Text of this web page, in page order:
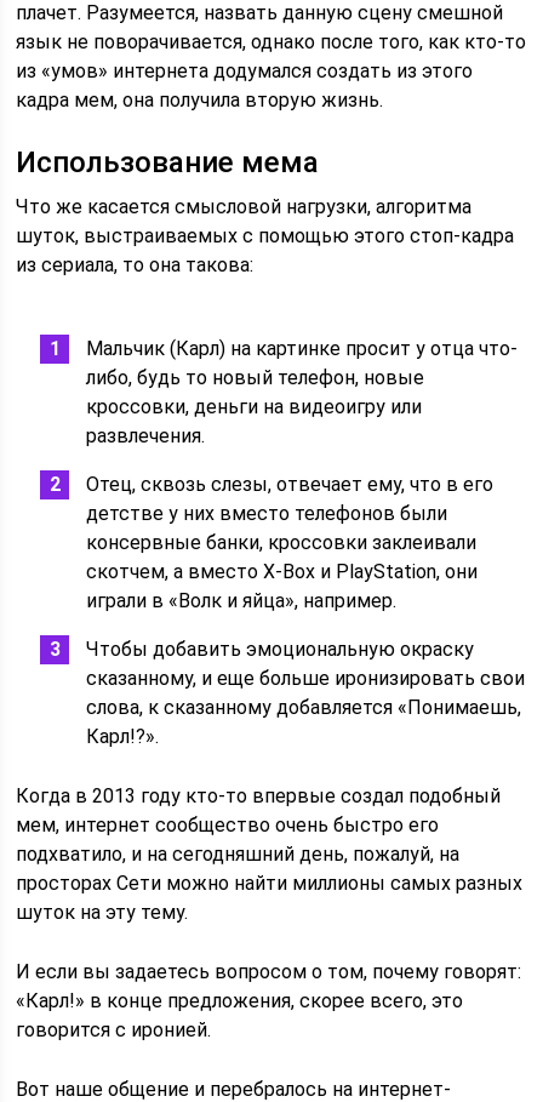
плачет. Разумеется, назвать данную сцену смешной
язык не поворачивается, однако после того, как кто-то
из «умов» интернета додумался создать из этого
кадра мем, она получила вторую жизнь.
Использование мема
Что же касается смысловой нагрузки, алгоритма
шуток, выстраиваемых с помощью этого стоп-кадра
из сериала, то она такова:
Мальчик (Карл) на картинке просит у отца что-
либо, будь то новый телефон, новые
кроссовки, деньги на видеоигру или
развлечения.
Отец, сквозь слезы, отвечает ему, что в его
детстве у них вместо телефонов были
консервные банки, кроссовки заклеивали
скотчем, а вместо X-Box и PlayStation, они
играли в «Волк и яйца», например.
Чтобы добавить эмоциональную окраску
сказанному, и еще больше иронизировать свои
слова, к сказанному добавляется «Понимаешь,
Карл!?».
Когда в 2013 году кто-то впервые создал подобный
мем, интернет сообщество очень быстро его
подхватило, и на сегодняшний день, пожалуй, на
просторах Сети можно найти миллионы самых разных
шуток на эту тему.
И если вы задаетесь вопросом о том, почему говорят:
«Карл!» в конце предложения, скорее всего, это
говорится с иронией.
Вот наше общение и перебралось на интернет-